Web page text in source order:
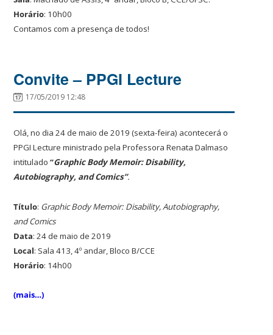
Horário: 10h00
Contamos com a presença de todos!
Convite – PPGI Lecture
17/05/2019 12:48
Olá, no dia 24 de maio de 2019 (sexta-feira) acontecerá o
PPGI Lecture ministrado pela Professora Renata Dalmaso
intitulado“Graphic Body Memoir: Disability,
Autobiography, and Comics”.
Título: Graphic Body Memoir: Disability, Autobiography,
and Comics
Data: 24 de maio de 2019
Local: Sala 413, 4º andar, Bloco B/CCE
Horário: 14h00
(mais…)